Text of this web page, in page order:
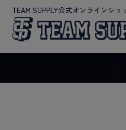
TEAM SUPPLY公式オンラインショ